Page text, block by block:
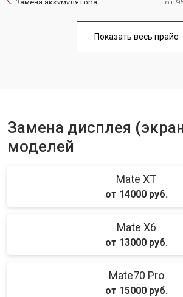
Замена аккумулятора от
Ремонт цепи питания от
Показать весь прайс
Замена дисплея
моделей
Mate XT
от 14000 руб.
Mate X6
от 13000 руб.
Mate70 Pro
от 15000 руб.